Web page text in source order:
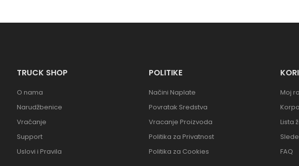
TRUCK SHOP
O nama
Narudžbenice
Vraćanje
Support
Uslovi i Pravila
POLITIKE
Načini Naplate
Povratak Sredstva
Vracanje Proizvoda
Politika za Privatnost
Politika za Cookies
Moj
Korpa
Lista
FAQ